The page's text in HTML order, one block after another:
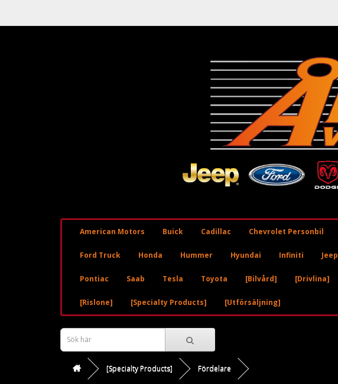
American Motors Buick Cadillac Chevrolet Personbil
Ford Truck Honda Hummer Hyundai Infiniti Jeep
Pontiac Saab Tesla Toyota [Bilvård] [Drivlina]
[Rislone] [Specialty Products] [Utförsäljning]
[Specialty Products] Fördelare